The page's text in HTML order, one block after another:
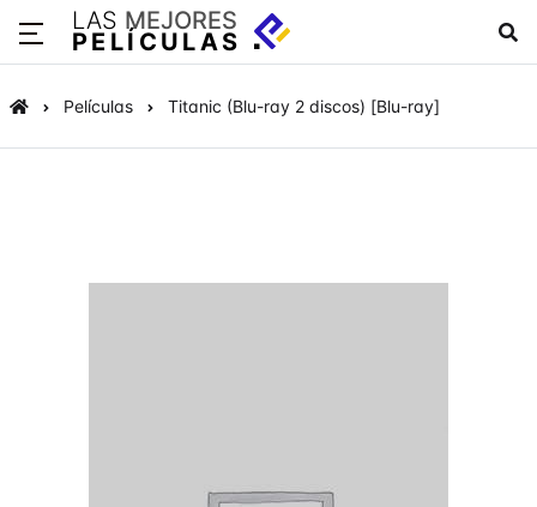
LAS MEJORES
PELÍCULAS
Películas Titanic (Blu-ray 2 discos) [Blu-ray]